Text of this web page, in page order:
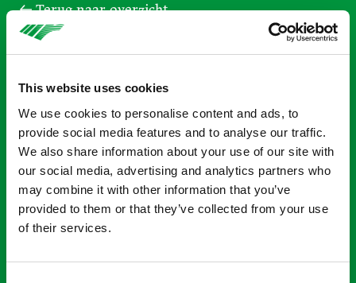
This website uses cookies
We use cookies to personalise content and ads, to
provide social media features and to analyse our traffic.
We also share information about your use of our site with
our social media, advertising and analytics partners who
may combine it with other information that you’ve
provided to them or that they’ve collected from your use
of their services.
Terug naar overzicht
Onthulling speciaal
Ronald McDonald
schaatspak tijdens
Businessclub avond
Marathonteam
Reggeborgh
Het speciale schaatspak voor het Ronald McDonald